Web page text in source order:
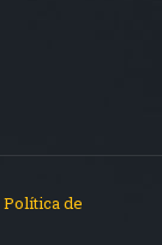
Política de